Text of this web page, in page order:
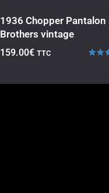
1936 Chopper Pantalon
Brothers vintage
159.00€ TTC